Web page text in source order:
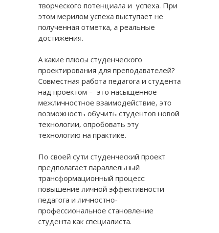
творческого потенциала и успеха. При
этом мерилом успеха выступает не
полученная отметка, а реальные
достижения.
А какие плюсы студенческого
проектирования для преподавателей?
Совместная работа педагога и студента
над проектом – это насыщенное
межличностное взаимодействие, это
возможность обучить студентов новой
технологии, опробовать эту
технологию на практике.
По своей сути студенческий проект
предполагает параллельный
трансформационный процесс:
повышение личной эффективности
педагога и личностно-
профессиональное становление
студента как специалиста.